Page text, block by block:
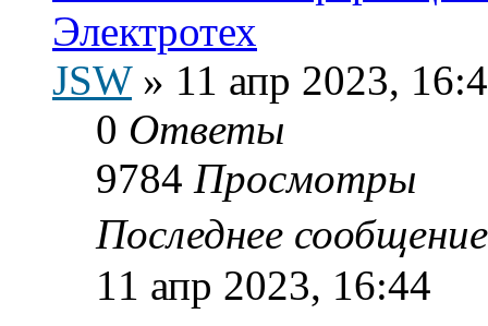
Электротех
JSW» 11 апр 2023,
0 Ответы
9784 Просмотры
Последнее
11 апр 2023, 16:44